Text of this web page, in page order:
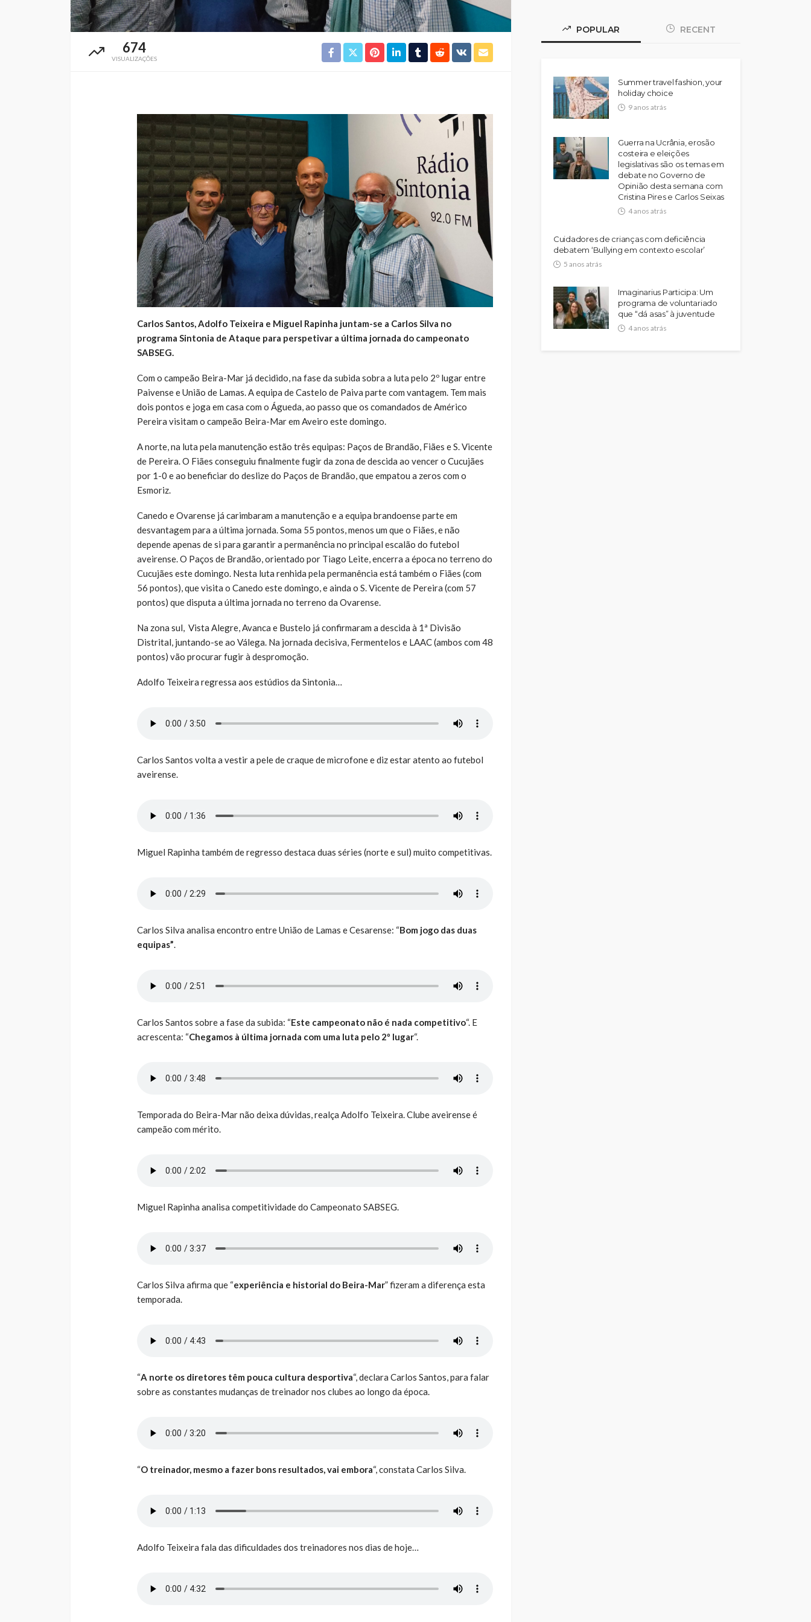
674
VISUALIZAÇÕES
Carlos Santos, Adolfo Teixeira e Miguel Rapinha juntam-se a Carlos Silva no
programa Sintonia de Ataque para perspetivar a última jornada do campeonato
SABSEG.
Com o campeão Beira-Mar já decidido, na fase da subida sobra a luta pelo 2º lugar entre
Paivense e União de Lamas. A equipa de Castelo de Paiva parte com vantagem. Tem mais
dois pontos e joga em casa com o Águeda, ao passo que os comandados de Américo
Pereira visitam o campeão Beira-Mar em Aveiro este domingo.
A norte, na luta pela manutenção estão três equipas: Paços de Brandão, Fiães e S. Vicente
de Pereira. O Fiães conseguiu finalmente fugir da zona de descida ao vencer o Cucujães
por 1-0 e ao beneficiar do deslize do Paços de Brandão, que empatou a zeros com o
Esmoriz.
Canedo e Ovarense já carimbaram a manutenção e a equipa brandoense parte em
desvantagem para a última jornada. Soma 55 pontos, menos um que o Fiães, e não
depende apenas de si para garantir a permanência no principal escalão do futebol
aveirense. O Paços de Brandão, orientado por Tiago Leite, encerra a época no terreno do
Cucujães este domingo. Nesta luta renhida pela permanência está também o Fiães (com
56 pontos), que visita o Canedo este domingo, e ainda o S. Vicente de Pereira (com 57
pontos) que disputa a última jornada no terreno da Ovarense.
Na zona sul, Vista Alegre, Avanca e Bustelo já confirmaram a descida à 1ª Divisão
Distrital, juntando-se ao Válega. Na jornada decisiva, Fermentelos e LAAC (ambos com 48
pontos) vão procurar fugir à despromoção.
Adolfo Teixeira regressa aos estúdios da Sintonia…
Carlos Santos volta a vestir a pele de craque de microfone e diz estar atento ao futebol
aveirense.
Miguel Rapinha também de regresso destaca duas séries (norte e sul) muito competitivas.
Carlos Silva analisa encontro entre União de Lamas e Cesarense: “Bom jogo das duas
equipas”
Carlos Santos sobre a fase da subida: “Este campeonato não é nada competitivo“. E
acrescenta: “Chegamos à última jornada com uma luta pelo 2º lugar“.
Temporada do Beira-Mar não deixa dúvidas, realça Adolfo Teixeira. Clube aveirense é
campeão com mérito.
Miguel Rapinha analisa competitividade do Campeonato SABSEG.
Carlos Silva afirma que “experiência e historial do Beira-Mar” fizeram a diferença esta
temporada.
“A norte os diretores têm pouca cultura desportiva“, declara Carlos Santos, para falar
sobre as constantes mudanças de treinador nos clubes ao longo da época.
“O treinador, mesmo a fazer bons resultados, vai embora“, constata Carlos Silva.
Adolfo Teixeira fala das dificuldades dos treinadores nos dias de hoje…
POPULAR RECENT
Summer travel fashion, your
holiday choice
9 anos atrás
Guerra na Ucrânia, erosão
costeira e eleições
legislativas são os temas em
debate no Governo de
Opinião desta semana com
Cristina Pires e Carlos Seixas
4 anos atrás
Cuidadores de crianças com deficiência
debatem ‘Bullying em contexto escolar’
5 anos atrás
Imaginarius Participa: Um
programa de voluntariado
que “dá asas” à juventude
4 anos atrás